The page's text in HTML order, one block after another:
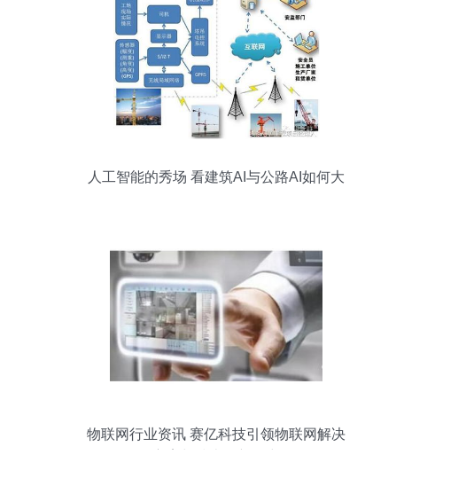
人工智能的秀场 看建筑AI与公路AI如何大
物联网行业资讯 赛亿科技引领物联网解决